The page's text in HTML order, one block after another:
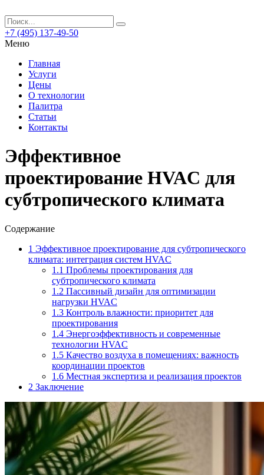
+7 (495) 137-49-50
Меню
Главная
Услуги
Цены
О технологии
Палитра
Статьи
Контакты
Эффективное
проектирование HVAC для
субтропического климата
Содержание
1 Эффективное проектирование для субтропического
климата: интеграция систем HVAC
1.1 Проблемы проектирования для
субтропического климата
1.2 Пассивный дизайн для оптимизации
нагрузки HVAC
1.3 Контроль влажности: приоритет для
проектирования
1.4 Энергоэффективность и современные
технологии HVAC
1.5 Качество воздуха в помещениях: важность
координации проектов
1.6 Местная экспертиза и реализация проектов
2 Заключение